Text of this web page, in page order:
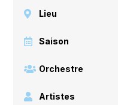
Lieu
Saison
Orchestre
Artistes